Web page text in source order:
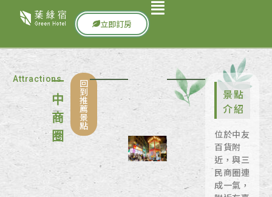
立即訂房
Attractions
一
中
商
圈
回
到
推
薦
景
點
景點
介紹
位於中友
百貨附
近，與三
民商圈連
成一氣，